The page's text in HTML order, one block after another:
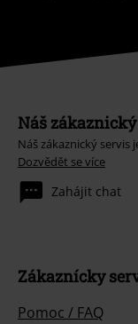
Náš
Náš zákaznický servis
Dozvědět se více
Zahájit chat
Zákaznícky
Pomoc / FAQ